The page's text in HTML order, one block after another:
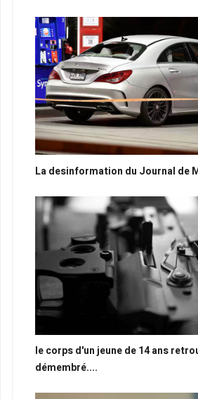
La desinformation du Journal de
le corps d'un jeune de 14 ans
démembré....